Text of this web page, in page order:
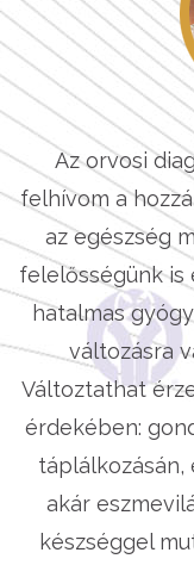
Az orvosi
felhívom a
az egészség
felelősségünk is
hatalmas
változásra
Változtathat
érdekében:
akár
készséggel